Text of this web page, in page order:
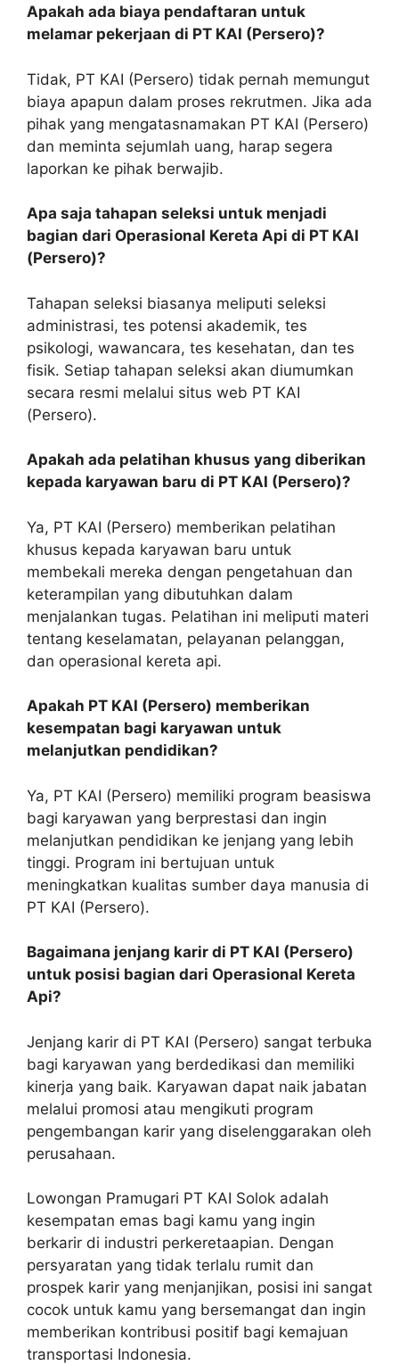
Apakah ada biaya pendaftaran untuk
melamar pekerjaan di PT KAI (Persero)?
Tidak, PT KAI (Persero) tidak pernah memungut
biaya apapun dalam proses rekrutmen. Jika ada
pihak yang mengatasnamakan PT KAI (Persero)
dan meminta sejumlah uang, harap segera
laporkan ke pihak berwajib.
Apa saja tahapan seleksi untuk menjadi
bagian dari Operasional Kereta Api di PT KAI
(Persero)?
Tahapan seleksi biasanya meliputi seleksi
administrasi, tes potensi akademik, tes
psikologi, wawancara, tes kesehatan, dan tes
fisik. Setiap tahapan seleksi akan diumumkan
secara resmi melalui situs web PT KAI
(Persero).
Apakah ada pelatihan khusus yang diberikan
kepada karyawan baru di PT KAI (Persero)?
Ya, PT KAI (Persero) memberikan pelatihan
khusus kepada karyawan baru untuk
membekali mereka dengan pengetahuan dan
keterampilan yang dibutuhkan dalam
menjalankan tugas. Pelatihan ini meliputi materi
tentang keselamatan, pelayanan pelanggan,
dan operasional kereta api.
Apakah PT KAI (Persero) memberikan
kesempatan bagi karyawan untuk
melanjutkan pendidikan?
Ya, PT KAI (Persero) memiliki program beasiswa
bagi karyawan yang berprestasi dan ingin
melanjutkan pendidikan ke jenjang yang lebih
tinggi. Program ini bertujuan untuk
meningkatkan kualitas sumber daya manusia di
PT KAI (Persero).
Bagaimana jenjang karir di PT KAI (Persero)
untuk posisi bagian dari Operasional Kereta
Api?
Jenjang karir di PT KAI (Persero) sangat terbuka
bagi karyawan yang berdedikasi dan memiliki
kinerja yang baik. Karyawan dapat naik jabatan
melalui promosi atau mengikuti program
pengembangan karir yang diselenggarakan oleh
perusahaan.
Lowongan Pramugari PT KAI Solok adalah
kesempatan emas bagi kamu yang ingin
berkarir di industri perkeretaapian. Dengan
persyaratan yang tidak terlalu rumit dan
prospek karir yang menjanjikan, posisi ini sangat
cocok untuk kamu yang bersemangat dan ingin
memberikan kontribusi positif bagi kemajuan
transportasi Indonesia.